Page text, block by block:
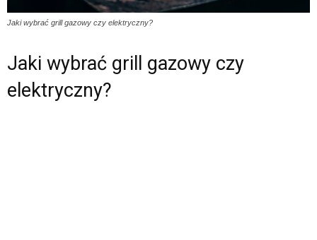
Jaki wybrać grill gazowy czy elektryczny?
Jaki wybrać grill gazowy czy
elektryczny?